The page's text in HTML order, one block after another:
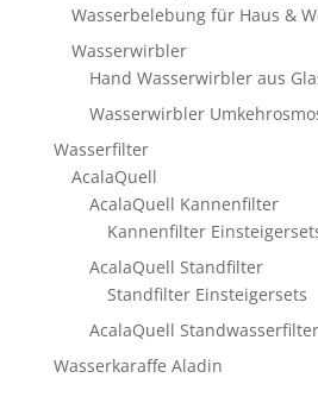
Wasserbelebung für Haus &
Wasserwirbler
Hand Wasserwirbler aus
Wasserwirbler
Wasserfilter
AcalaQuell
AcalaQuell Kannenfilter
Kannenfilter
AcalaQuell Standfilter
Standfilter Einsteigersets
AcalaQuell
Wasserkaraffe Aladin